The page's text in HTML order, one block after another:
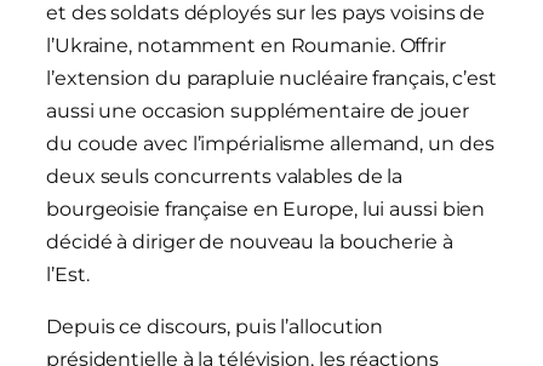
et des soldats déployés sur les pays voisins de
l’Ukraine, notamment en Roumanie. Offrir
l’extension du parapluie nucléaire français, c’est
aussi une occasion supplémentaire de jouer
du coude avec l’impérialisme allemand, un des
deux seuls concurrents valables de la
bourgeoisie française en Europe, lui aussi bien
décidé à diriger de nouveau la boucherie à
l’Est.
Depuis ce discours, puis l’allocution
présidentielle à la télévision, les réactions